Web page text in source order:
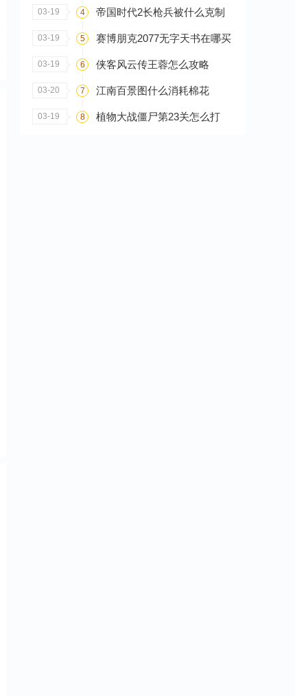
03-19 4 帝国时代2长枪兵被什么克制
03-19 5 赛博朋克2077无字天书在哪买
03-19 6 侠客风云传王蓉怎么攻略
03-20 7 江南百景图什么消耗棉花
03-19 8 植物大战僵尸第23关怎么打